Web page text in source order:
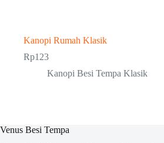
Kanopi Rumah Klasik
Rp123
Kanopi Besi Tempa Klasik
Venus Besi Tempa